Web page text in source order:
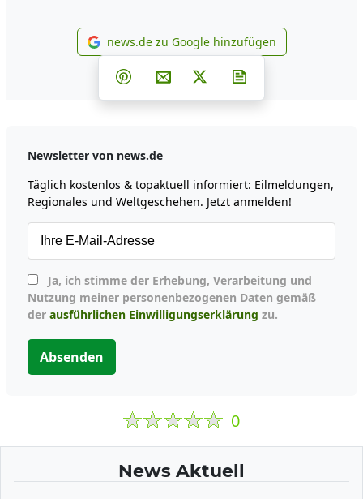
news.de zu Google
news.de zu Google hinzufügen
Teilen auf Facebook
Teilen auf Whatsapp
Teilen auf Telegram
Teilen auf Pinterest
Per E-Mail teilen
Post auf X
Newsletter von news.de
Täglich kostenlos & topaktuell informiert: Eilmeldungen,
Regionales und Weltgeschehen. Jetzt anmelden!
Nutzung meiner personenbezogenen Daten gemäß
der ausführlichen Einwilligungserklärung zu.
Absenden
0
News Aktuell